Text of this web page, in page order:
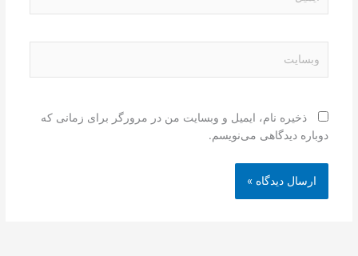
ذخیره نام، ایمیل و وبسایت من در مرورگر برای زمانی که
دوباره دیدگاهی می‌نویسم.